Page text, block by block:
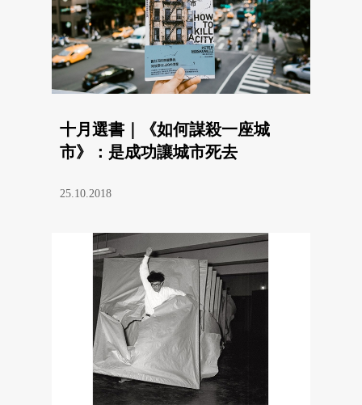
十月選書｜《如何謀殺一座城
市》：是成功讓城市死去
25.10.2018